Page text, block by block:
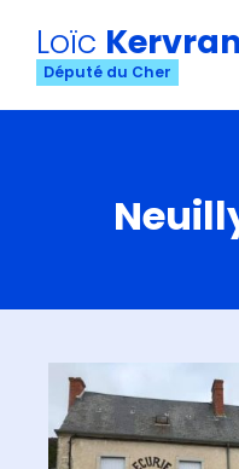
Loïc Kervran
Député du Cher